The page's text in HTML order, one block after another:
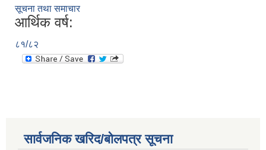
सूचना तथा समाचार
आर्थिक वर्ष:
८१/८२
सार्वजनिक खरिद/बोलपत्र सूचना